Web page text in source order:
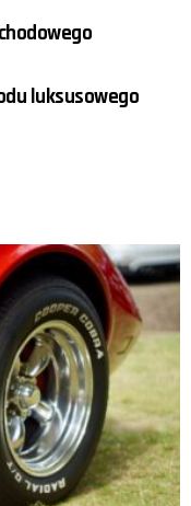
luksusowego